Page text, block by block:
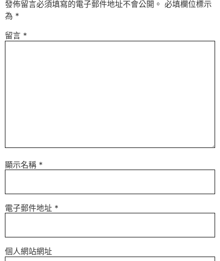
發佈留言必須填寫的電子郵件地址不會公開。 必填欄位標示
為 *
留言 *
顯示名稱 *
電子郵件地址 *
個人網站網址